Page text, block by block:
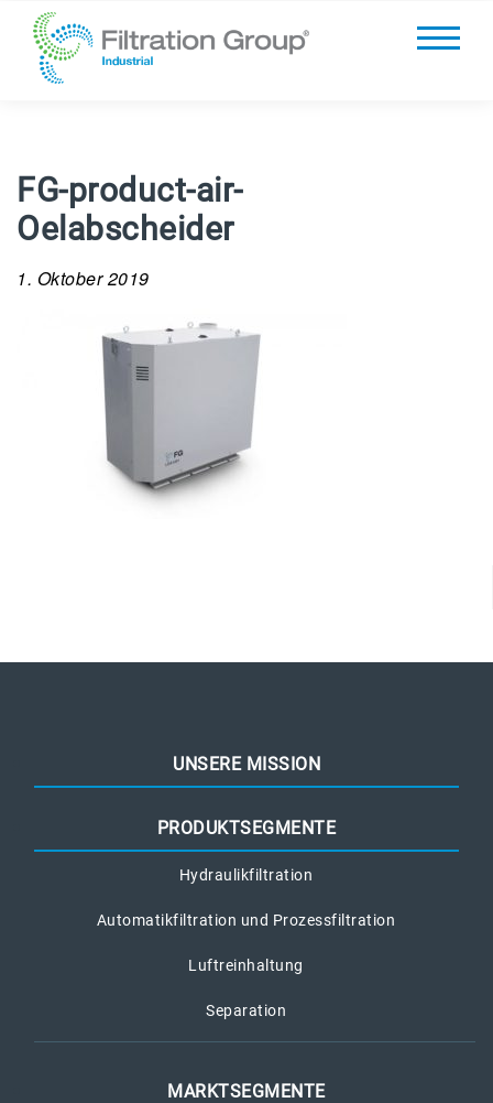
FG-product-air-
Oelabscheider
1. Oktober 2019
UNSERE MISSION
PRODUKTSEGMENTE
Hydraulikfiltration
Automatikfiltration und Prozessfiltration
Luftreinhaltung
Separation
MARKTSEGMENTE